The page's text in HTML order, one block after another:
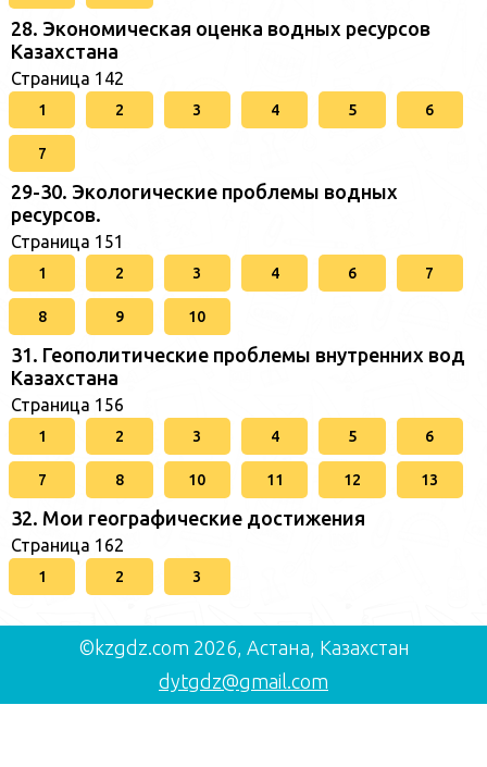
28. Экономическая оценка водных ресурсов
Казахстана
Страница 142
1 2 3 4 5 6
7
29-30. Экологические проблемы водных
ресурсов.
Страница 151
1 2 3 4 6 7
8 9 10
31. Геополитические проблемы внутренних вод
Казахстана
Страница 156
1 2 3 4 5 6
7 8 10 11 12 13
32. Мои географические достижения
Страница 162
1 2 3
©kzgdz.com 2026, Астана, Казахстан
dytgdz@gmail.com